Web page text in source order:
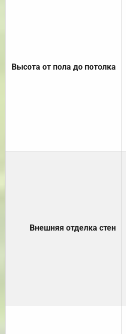
Высота от пола до потолка
Внешняя отделка стен